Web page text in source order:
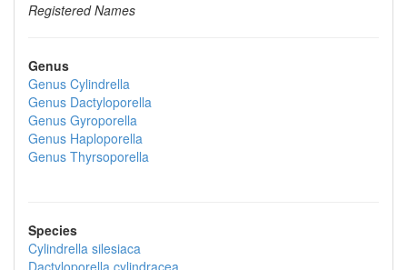
Registered Names
Genus
Genus Cylindrella
Genus Dactyloporella
Genus Gyroporella
Genus Haploporella
Genus Thyrsoporella
Species
Cylindrella silesiaca
Dactyloporella cylindracea